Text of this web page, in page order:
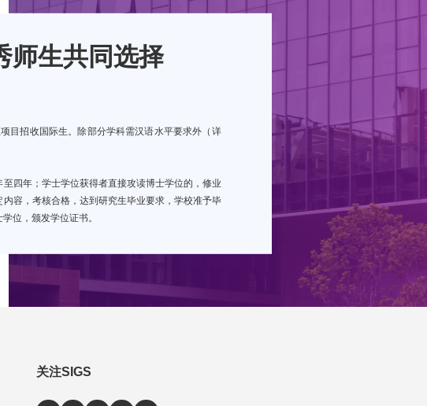
师生共同选择
目招收国际生。除部分学科需汉语水平要求外（详
四年；学士学位获得者直接攻读博士学位的，修业
容，考核合格，达到研究生毕业要求，学校准予毕
位，颁发学位证书。
关注SIGS